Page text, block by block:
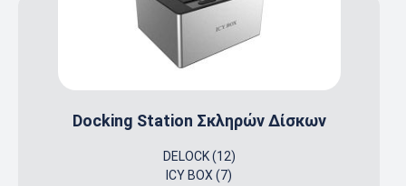
Docking Station Σκληρών Δίσκων
DELOCK (12)
ICY BOX (7)